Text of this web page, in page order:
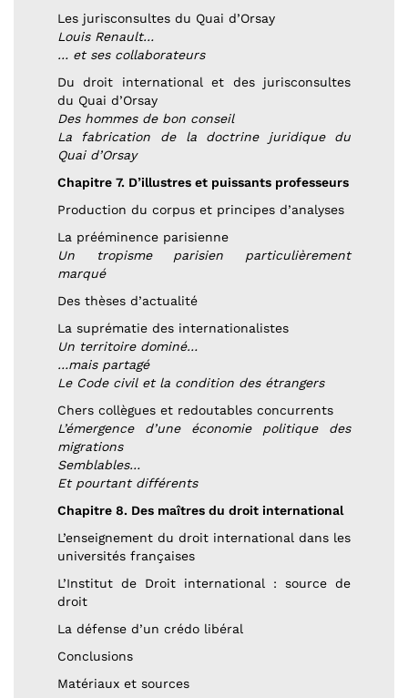
Les jurisconsultes du Quai d’Orsay
Louis Renault…
… et ses collaborateurs
Du droit international et des jurisconsultes
du Quai d’Orsay
Des hommes de bon conseil
La fabrication de la doctrine juridique du
Quai d’Orsay
Chapitre 7. D’illustres et puissants professeurs
Production du corpus et principes d’analyses
La prééminence parisienne
Un tropisme parisien particulièrement
marqué
Des thèses d’actualité
La suprématie des internationalistes
Un territoire dominé…
…mais partagé
Le Code civil et la condition des étrangers
Chers collègues et redoutables concurrents
L’émergence d’une économie politique des
migrations
Semblables…
Et pourtant différents
Chapitre 8. Des maîtres du droit international
L’enseignement du droit international dans les
universités françaises
L’Institut de Droit international : source de
droit
La défense d’un crédo libéral
Conclusions
Matériaux et sources